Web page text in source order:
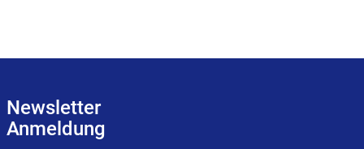
Newsletter
Anmeldung